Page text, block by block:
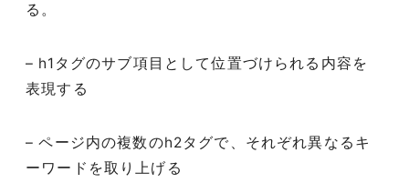
る。
– h1タグのサブ項目として位置づけられる内容を
表現する
– ページ内の複数のh2タグで、それぞれ異なるキ
ーワードを取り上げる